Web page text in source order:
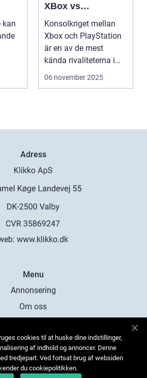
kan
XBox vs
PlayStation
Konsolkriget mellan
Xbox och PlayStation
är en av de mest
kända rivaliteterna i
spelvä...
06 november 2025
Adress
www.klikko.dk
Menu
Annonsering
Om oss
Kontakta oss
Sitemap
cookies til at huske dine indstillinger,
af indhold og annoncer. Denne
tredjepart. Ved fortsat brug af websiden
du cookiepolitikken.